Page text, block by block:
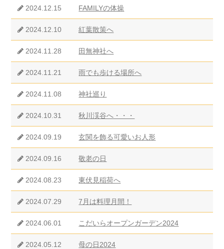
2024.12.15 FAMILYの体操
2024.12.10 紅葉散策へ
2024.11.28 田無神社へ
2024.11.21 雨でも歩ける場所へ
2024.11.08 神社巡り
2024.10.31 秋川渓谷へ・・・
2024.09.19 玄関を飾る可愛いお人形
2024.09.16 敬老の日
2024.08.23 東伏見稲荷へ
2024.07.29 7月は料理月間！
2024.06.01 こだいらオープンガーデン2024
2024.05.12 母の日2024